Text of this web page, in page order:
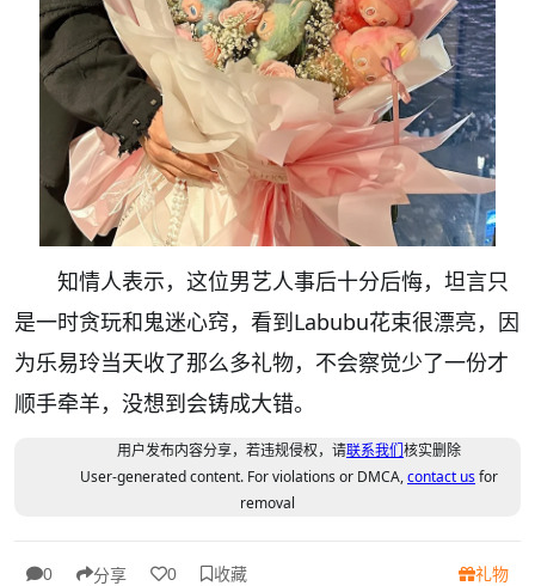
知情人表示，这位男艺人事后十分后悔，坦言只
是一时贪玩和鬼迷心窍，看到Labubu花束很漂亮，因
为乐易玲当天收了那么多礼物，不会察觉少了一份才
顺手牵羊，没想到会铸成大错。
用户发布内容分享，若违规侵权，请联系我们核实删除
User-generated content. For violations or DMCA,contact usfor
removal
0 分享 0 收藏 礼物